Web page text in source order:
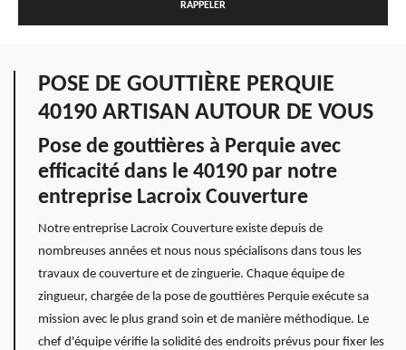
POSE DE GOUTTIÈRE PERQUIE
40190 ARTISAN AUTOUR DE VOUS
Pose de gouttières à Perquie avec
efficacité dans le 40190 par notre
entreprise Lacroix Couverture
Notre entreprise Lacroix Couverture existe depuis de
nombreuses années et nous nous spécialisons dans tous les
travaux de couverture et de zinguerie. Chaque équipe de
zingueur, chargée de la pose de gouttières Perquie exécute sa
mission avec le plus grand soin et de manière méthodique. Le
chef d'équipe vérifie la solidité des endroits prévus pour fixer les